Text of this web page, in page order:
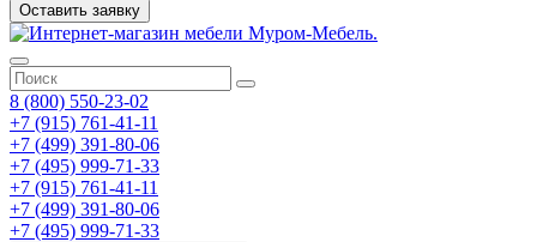
Оставить заявку
8 (800) 550-23-02
+7 (915) 761-41-11
+7 (499) 391-80-06
+7 (495) 999-71-33
+7 (915) 761-41-11
+7 (499) 391-80-06
+7 (495) 999-71-33